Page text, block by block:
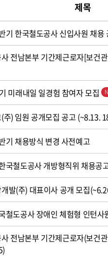
제목
기 한국철도공사 신입사원 채
전남본부 기간제근로자[보건
미래내일 일경험 참여자 모집
주) 임원 공개모집 공고 (~8.13.
기 채용방식 변경 사전예고
국철도공사 개방형직위 채용공
발(주) 대표이사 공개 모집
철도공사 장애인 체험형 인턴사
전남본부 기간제근로자(보건